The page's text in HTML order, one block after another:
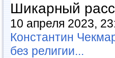
Шикарный
10 апреля 2023,
Константин
без религии...